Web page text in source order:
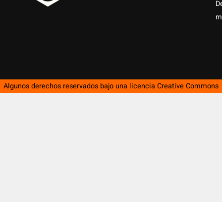
Algunos derechos reservados bajo una licencia Creative Commons